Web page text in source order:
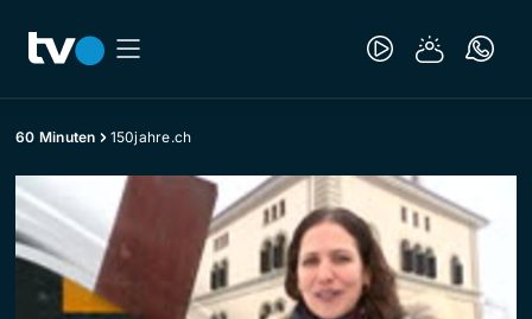
60 Minuten 150jahre.ch